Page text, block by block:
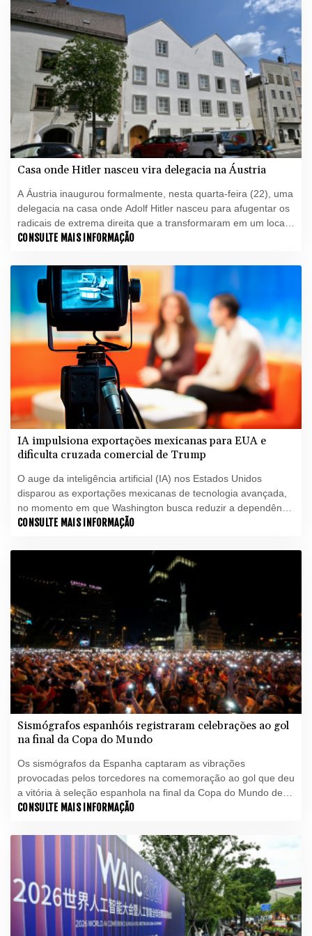
Casa onde Hitler nasceu vira delegacia na Áustria
A Áustria inaugurou formalmente, nesta quarta-feira (22), uma
delegacia na casa onde Adolf Hitler nasceu para afugentar os
radicais de extrema direita que a transformaram em um local
de peregrinação neonazista.
CONSULTE MAIS INFORMAÇÃO
IA impulsiona exportações mexicanas para EUA e
dificulta cruzada comercial de Trump
O auge da inteligência artificial (IA) nos Estados Unidos
disparou as exportações mexicanas de tecnologia avançada,
no momento em que Washington busca reduzir a dependência
comercial de seus parceiros no acordo de livre comércio da
CONSULTE MAIS INFORMAÇÃO
Sismógrafos espanhóis registraram celebrações ao gol
na final da Copa do Mundo
Os sismógrafos da Espanha captaram as vibrações
provocadas pelos torcedores na comemoração ao gol que deu
a vitória à seleção espanhola na final da Copa do Mundo de
2026 contra a Argentina, informou o Conselho Superior de
CONSULTE MAIS INFORMAÇÃO